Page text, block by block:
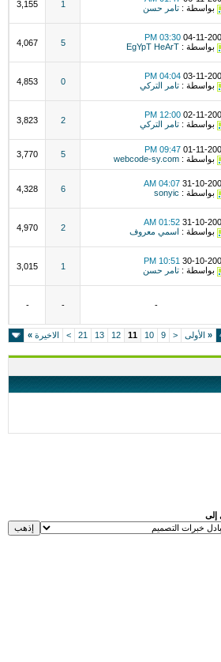
بواسطة : تامر حسن 1
3,155
04-11-
03:30 PM
بواسطة : EgYpT HeArT
5
4,067
03-11-
04:04 PM
بواسطة : تامر التركي 0
4,853
02-11-
12:00 PM
بواسطة : تامر التركي 2
3,823
01-11-
09:47 PM
بواسطة : webcode-sy.com
5
3,770
31-10-
04:07 AM
بواسطة : sonyic
6
4,328
31-10-
01:52 AM
بواسطة : اسمي معروف 2
4,970
30-10-
10:51 PM
بواسطة : تامر حسن 1
3,015
-
-
-
« الأولى <
9
10
11
12
13
21
> الاخيرة »
إلى